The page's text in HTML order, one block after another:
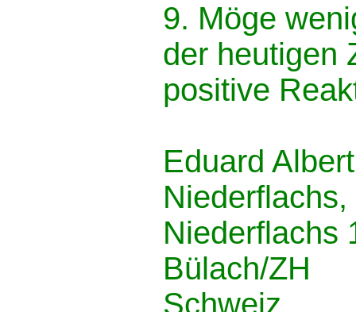
9. Möge
der heutigen
positive
Eduard
Niederflachs
Bülach/ZH
Schweiz